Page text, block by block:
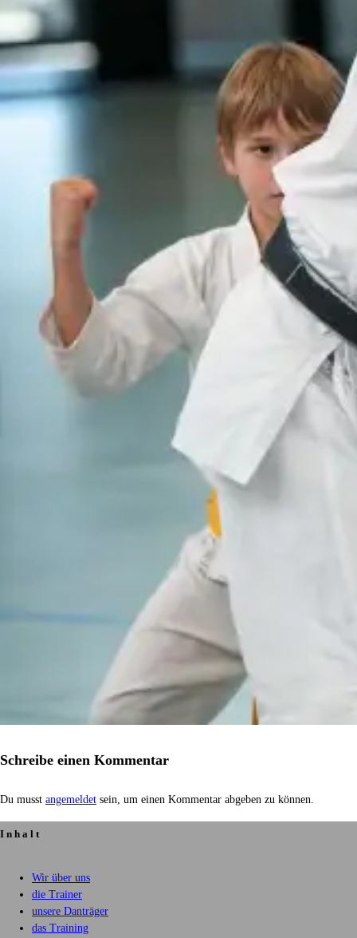
Schreibe einen Kommentar
Du musst angemeldet sein, um einen Kommentar abgeben zu können.
Inhalt
Wir über uns
die Trainer
unsere Danträger
das Training